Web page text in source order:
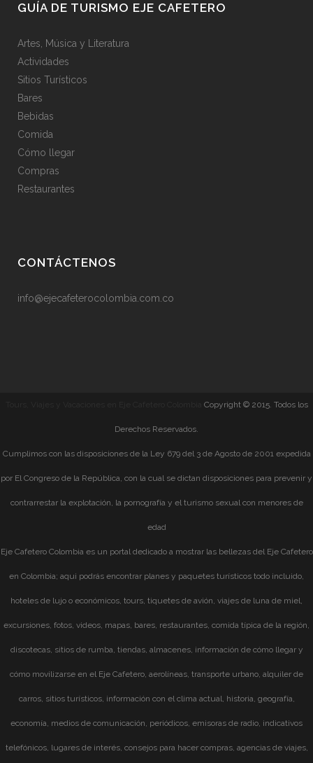
GUÍA DE TURISMO EJE CAFETERO
Artes, Música y Literatura
Actividades
Sitios Turísticos
Bares
Bebidas
Comida
Cómo llegar
Compras
Restaurantes
CONTÁCTENOS
info@ejecafeterocolombia.com.co
Copyright © 2015. Todos los
Derechos Reservados.
Cumplimos con las disposiciones de la Ley 679 del 3 de Agosto de 2001 expedida
por El Congreso de la República, con la cual se dictan disposiciones para prevenir y
contrarrestar la explotación, la pornografía y el turismo sexual con menores de
edad
Eje Cafetero Colombia es un portal dedicado a mostrar las bellezas del Eje Cafetero
en Colombia; aqui podrás encontrar planes y paquetes turísticos todo incluido,
hoteles de lujo o económicos, tours, tiquetes de avión, viajes de luna de miel,
excursiones, fotos, videos, mapas, bares, restaurantes, comida típica de la región,
discotecas, sitios de rumba, tiendas, almacenes, información de cómo llegar y
cómo movilizarse en el Eje Cafetero, aerolíneas, transporte urbano, alquiler de
carros, sitios turísticos, información con el clima actual, historia, geografía,
economía, medios de comunicación, periódicos, emisoras de radio, indicativos
telefónicos, lugares de interés, consejos para hacer compras, agencias de viajes,